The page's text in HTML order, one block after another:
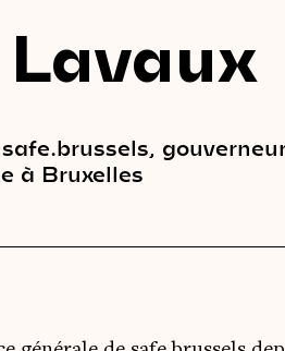
à Bruxelles